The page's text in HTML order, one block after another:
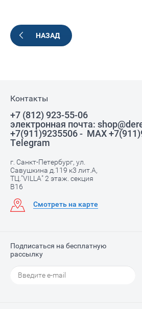
НАЗАД
Контакты
+7 (812) 923-55-06
электронная почта:
+7(911)9235506 - MAX
Telegram
г. Санкт-Петербург, ул.
Савушкина д.119 к3 лит.А,
ТЦ."VILLA" 2 этаж. секция
В16
Смотреть на карте
Подписаться на бесплатную
рассылку